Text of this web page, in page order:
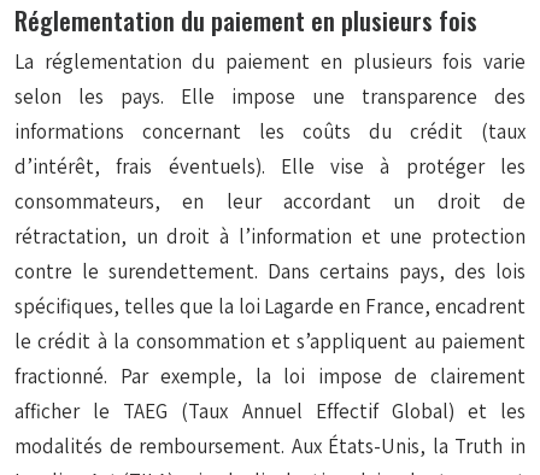
Réglementation du paiement en plusieurs fois
La réglementation du paiement en plusieurs fois varie
selon les pays. Elle impose une transparence des
informations concernant les coûts du crédit (taux
d’intérêt, frais éventuels). Elle vise à protéger les
consommateurs, en leur accordant un droit de
rétractation, un droit à l’information et une protection
contre le surendettement. Dans certains pays, des lois
spécifiques, telles que la loi Lagarde en France, encadrent
le crédit à la consommation et s’appliquent au paiement
fractionné. Par exemple, la loi impose de clairement
afficher le TAEG (Taux Annuel Effectif Global) et les
modalités de remboursement. Aux États-Unis, la Truth in